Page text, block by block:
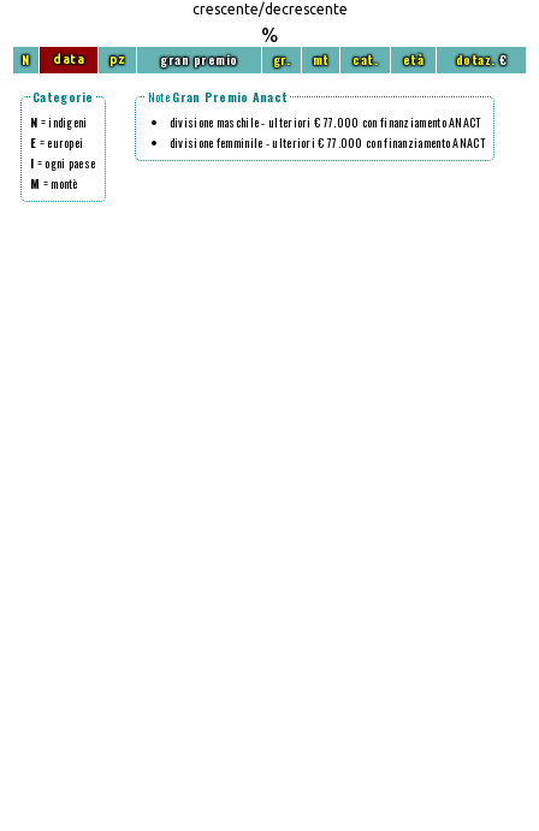
crescente/decrescente
%
N data pz gran premio gr. mt cat. età dotaz.€
Categorie
N = indigeni
E = europei
I = ogni paese
M = montè
Note Gran Premio Anact
divisione maschile - ulteriori € 77.000 con finanziamento ANACT
divisione femminile - ulteriori € 77.000 con finanziamento ANACT